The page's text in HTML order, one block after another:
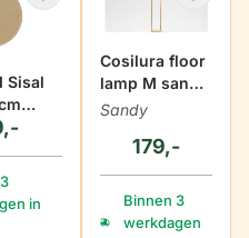
Sisal
in
Cosilura floor
lamp M sandy
beige
Sandy
179,-
Binnen 3
werkdagen